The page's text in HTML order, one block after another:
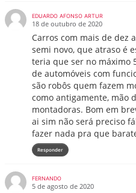
EDUARDO AFONSO ARTUR
18 de outubro de 2020
Carros com mais de dez
semi novo, que atraso é
teria que ser no máximo
de automóveis com
são robôs quem fazem
como antigamente, mão
montadoras. Bom em
ai sim não será preciso
fazer nada pra que
Responder
FERNANDO
5 de agosto de 2020